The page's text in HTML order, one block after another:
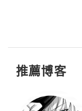
推薦博客